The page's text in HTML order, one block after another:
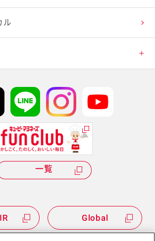
Global
ピ
ル
ついて
いて
一覧